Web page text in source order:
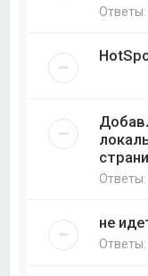
Ответы:
Ответы:
не